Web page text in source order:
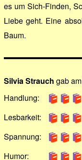
es um Sich-Finden,
Liebe geht. Eine
Baum.
Silvia Strauch gab am
Handlung:
Lesbarkeit:
Spannung:
Humor: